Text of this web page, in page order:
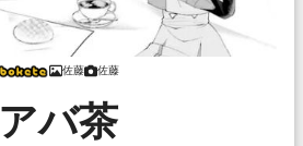
佐藤 佐藤
アバ茶